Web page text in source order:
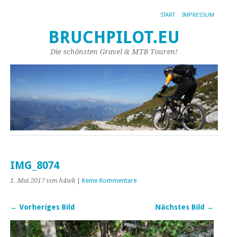
START IMPRESSUM
BRUCHPILOT.EU
Die schönsten Gravel & MTB Touren!
IMG_8074
1. Mai 2017 von h4wk| Keine Kommentare
← Vorheriges Bild Nächstes Bild →